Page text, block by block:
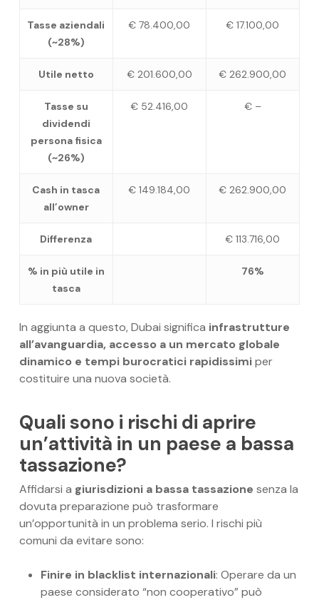
Tasse aziendali
(~28%)
€ 78.400,00 € 17.100,00
Utile netto € 201.600,00 € 262.900,00
Tasse su
dividendi
persona fisica
(~26%)
€ 52.416,00 € –
Cash in tasca
all’owner
€ 149.184,00 € 262.900,00
Differenza € 113.716,00
% in più utile in
tasca
76%
In aggiunta a questo, Dubai significa infrastrutture
all’avanguardia, accesso a un mercato globale
dinamico e tempi burocratici rapidissimiper
costituire una nuova società.
Quali sono i rischi di aprire
un’attività in un paese a bassa
tassazione?
Affidarsi a giurisdizioni a bassa tassazione senza la
dovuta preparazione può trasformare
un’opportunità in un problema serio. I rischi più
comuni da evitare sono:
Finire in blacklist internazionali: Operare da un
paese considerato “non cooperativo” può